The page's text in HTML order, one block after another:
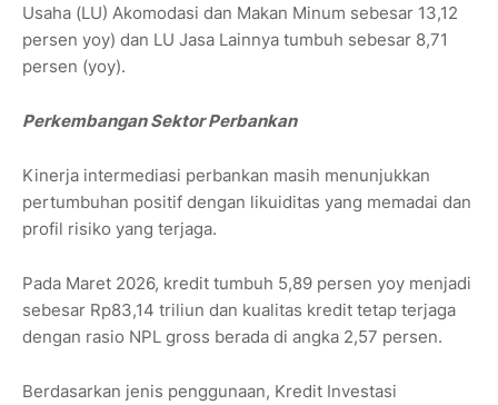
Usaha (LU) Akomodasi dan Makan Minum sebesar 13,12
persen yoy) dan LU Jasa Lainnya tumbuh sebesar 8,71
persen (yoy).
Perkembangan Sektor Perbankan
Kinerja intermediasi perbankan masih menunjukkan
pertumbuhan positif dengan likuiditas yang memadai dan
profil risiko yang terjaga.
Pada Maret 2026, kredit tumbuh 5,89 persen yoy menjadi
sebesar Rp83,14 triliun dan kualitas kredit tetap terjaga
dengan rasio NPL gross berada di angka 2,57 persen.
Berdasarkan jenis penggunaan, Kredit Investasi